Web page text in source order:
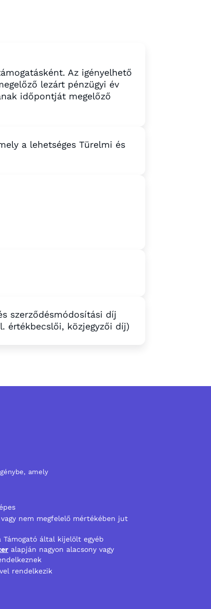
Az igényelhető
lezárt pénzügyi év
időpontját megelőző
a lehetséges Türelmi és
szerződésmódosítási díj
értékbecslői, közjegyzői díj)
amely
nem megfelelő mértékében jut
által kijelölt egyéb
alapján nagyon alacsony vagy
rendelkezik